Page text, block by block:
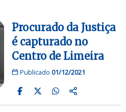
Procurado da Justiça
é capturado no
Centro de Limeira
Publicado 01/12/2021